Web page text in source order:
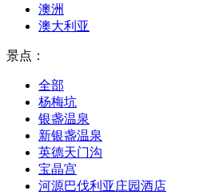
澳洲
澳大利亚
景点：
全部
杨梅坑
银盏温泉
新银盏温泉
英德天门沟
宝晶宫
河源巴伐利亚庄园酒店